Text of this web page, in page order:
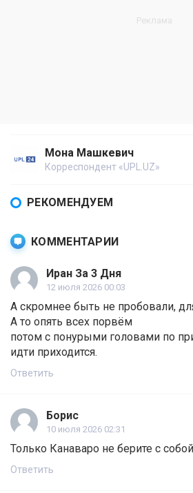
Мона Машкевич
Корреспондент «UPL.UZ»
РЕКОМЕНДУЕМ
КОММЕНТАРИИ
Иран За 3 Дня
12 июля 2026 00:03
А скромнее быть не пробовали,
А то опять всех порвём
потом с понурыми головами по
идти приходится.
Ответить
Борис
10 июля 2026 02:31
Только Канаваро не берите с
Ответить